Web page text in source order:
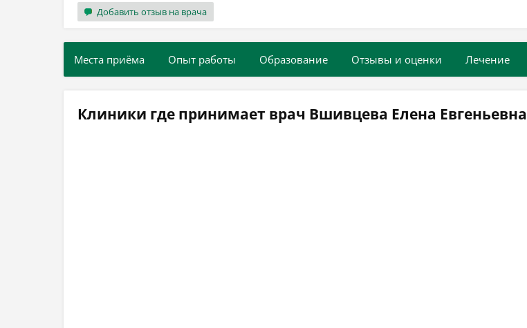
Добавить отзыв на врача
Места приёма Опыт работы Образование Отзывы и оценки Лечение
Клиники где принимает врач Вшивцева Елена Евгеньевна